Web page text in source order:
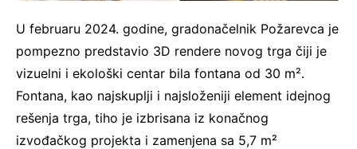
U februaru 2024. godine, gradonačelnik Požarevca je
pompezno predstavio 3D rendere novog trga čiji je
vizuelni i ekološki centar bila fontana od 30 m².
Fontana, kao najskuplji i najsloženiji element idejnog
rešenja trga, tiho je izbrisana iz konačnog
izvođačkog projekta i zamenjena sa 5,7 m²